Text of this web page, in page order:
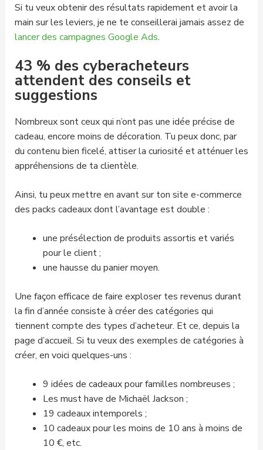
Si tu veux obtenir des résultats rapidement et avoir la
main sur les leviers, je ne te conseillerai jamais assez de
lancer des campagnes Google Ads.
43 % des cyberacheteurs
attendent des conseils et
suggestions
Nombreux sont ceux qui n’ont pas une idée précise de
cadeau, encore moins de décoration. Tu peux donc, par
du contenu bien ficelé, attiser la curiosité et atténuer les
appréhensions de ta clientèle.
Ainsi, tu peux mettre en avant sur ton site e-commerce
des packs cadeaux dont l’avantage est double :
une présélection de produits assortis et variés
pour le client ;
une hausse du panier moyen.
Une façon efficace de faire exploser tes revenus durant
la fin d’année consiste à créer des catégories qui
tiennent compte des types d’acheteur. Et ce, depuis la
page d’accueil. Si tu veux des exemples de catégories à
créer, en voici quelques-uns :
9 idées de cadeaux pour familles nombreuses ;
Les must have de Michaël Jackson ;
19 cadeaux intemporels ;
10 cadeaux pour les moins de 10 ans à moins de
10 €, etc.